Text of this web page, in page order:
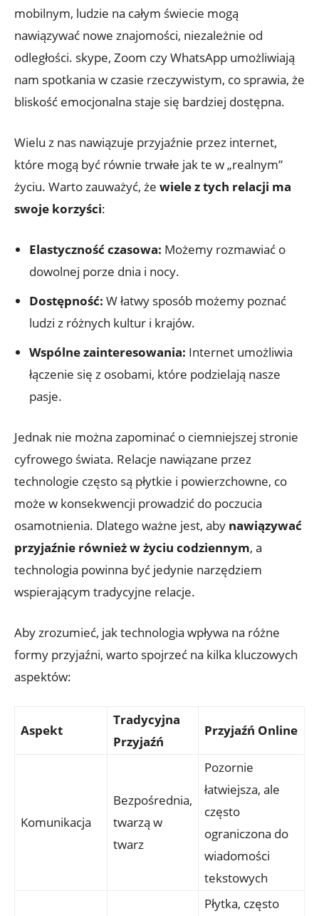
mobilnym, ludzie na całym świecie mogą
nawiązywać nowe znajomości, niezależnie od
odległości. skype, Zoom czy WhatsApp umożliwiają
nam spotkania w czasie rzeczywistym, co sprawia, że
bliskość emocjonalna staje się bardziej dostępna.
Wielu z nas nawiązuje przyjaźnie przez internet,
które mogą być równie trwałe jak te w „realnym”
życiu. Warto zauważyć, że wiele z tych relacji ma
swoje korzyści:
Elastyczność czasowa: Możemy rozmawiać o
dowolnej porze dnia i nocy.
Dostępność: W łatwy sposób możemy poznać
ludzi z różnych kultur i krajów.
Wspólne zainteresowania: Internet umożliwia
łączenie się z osobami, które podzielają nasze
pasje.
Jednak nie można zapominać o ciemniejszej stronie
cyfrowego świata. Relacje nawiązane przez
technologie często są płytkie i powierzchowne, co
może w konsekwencji prowadzić do poczucia
osamotnienia. Dlatego ważne jest, aby nawiązywać
przyjaźnie również w życiu codziennym, a
technologia powinna być jedynie narzędziem
wspierającym tradycyjne relacje.
Aby zrozumieć, jak technologia wpływa na różne
formy przyjaźni, warto spojrzeć na kilka kluczowych
aspektów:
Aspekt
Tradycyjna
Przyjaźń
Przyjaźń Online
Komunikacja
Bezpośrednia,
twarzą w
twarz
Pozornie
łatwiejsza, ale
często
ograniczona do
wiadomości
tekstowych
Płytka, często